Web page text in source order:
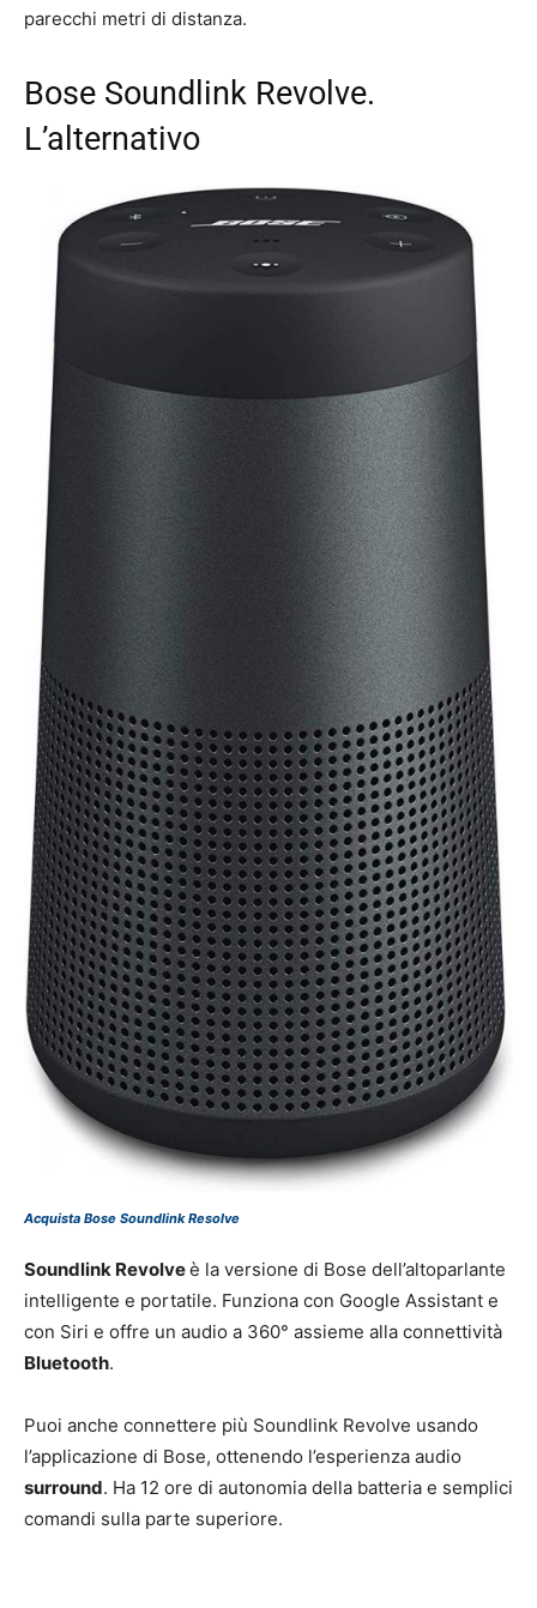
parecchi metri di distanza.
Bose Soundlink Revolve.
L’alternativo
Acquista Bose Soundlink Resolve
Soundlink Revolveè la versione di Bose dell’altoparlante
intelligente e portatile. Funziona con Google Assistant e
con Siri e offre un audio a 360° assieme alla connettività
Bluetooth.
Puoi anche connettere più Soundlink Revolve usando
l’applicazione di Bose, ottenendo l’esperienza audio
surround. Ha 12 ore di autonomia della batteria e semplici
comandi sulla parte superiore.